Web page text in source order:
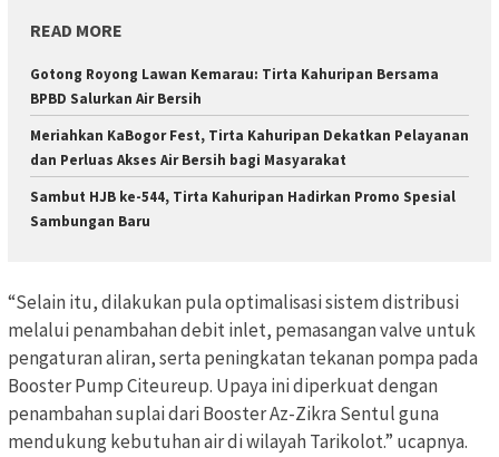
READ MORE
Gotong Royong Lawan Kemarau: Tirta Kahuripan Bersama
BPBD Salurkan Air Bersih
Meriahkan KaBogor Fest, Tirta Kahuripan Dekatkan Pelayanan
dan Perluas Akses Air Bersih bagi Masyarakat
Sambut HJB ke-544, Tirta Kahuripan Hadirkan Promo Spesial
Sambungan Baru
“Selain itu, dilakukan pula optimalisasi sistem distribusi
melalui penambahan debit inlet, pemasangan valve untuk
pengaturan aliran, serta peningkatan tekanan pompa pada
Booster Pump Citeureup. Upaya ini diperkuat dengan
penambahan suplai dari Booster Az-Zikra Sentul guna
mendukung kebutuhan air di wilayah Tarikolot.” ucapnya.